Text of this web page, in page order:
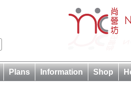
Plans Information Shop